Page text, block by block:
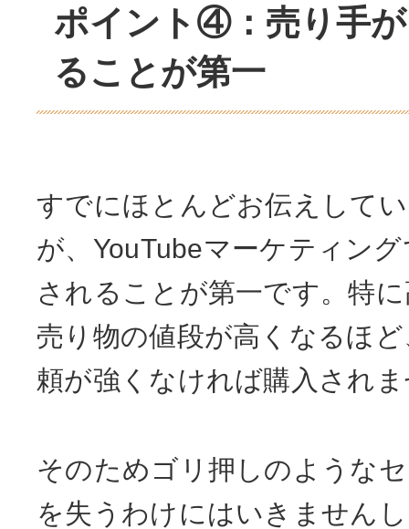
ポイント④：売り手
ることが第一
すでにほとんどお伝えして
が、YouTubeマーケティン
されることが第一です。特
売り物の値段が高くなるほ
頼が強くなければ購入され
そのためゴリ押しのような
を失うわけにはいきません